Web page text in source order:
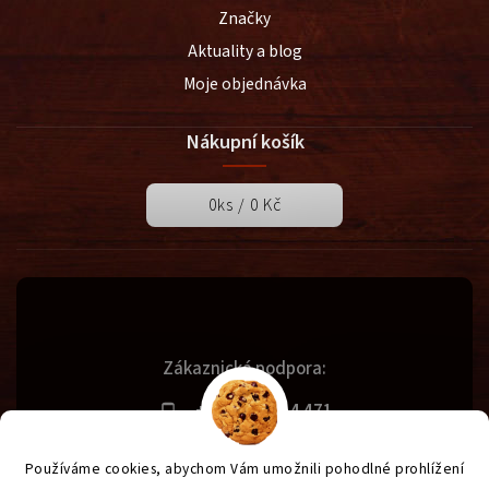
Používáme cookies, abychom Vám umožnili pohodlné prohlížení
Zákaznická podpora:
+420 731 614 471
info@svetgrilu.cz
Značky
Aktuality a blog
Moje objednávka
Nákupní košík
0ks / 0 Kč